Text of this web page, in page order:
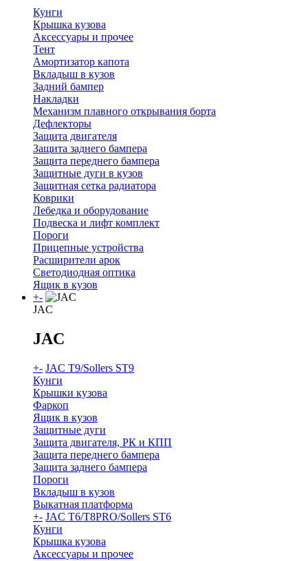
Кунги
Крышка кузова
Аксессуары и прочее
Тент
Амортизатор капота
Вкладыш в кузов
Задний бампер
Накладки
Механизм плавного открывания борта
Дефлекторы
Защита двигателя
Защита заднего бампера
Защита переднего бампера
Защитные дуги в кузов
Защитная сетка радиатора
Коврики
Лебедка и оборудование
Подвеска и лифт комплект
Пороги
Прицепные устройства
Расширители арок
Светодиодная оптика
Ящик в кузов
+-
JAC
JAC
+- JAC T9/Sollers ST9
Кунги
Крышки кузова
Фаркоп
Ящик в кузов
Защитные дуги
Защита двигателя, РК и КПП
Защита переднего бампера
Защита заднего бампера
Пороги
Вкладыш в кузов
Выкатная платформа
+- JAC T6/T8PRO/Sollers ST6
Кунги
Крышка кузова
Аксессуары и прочее